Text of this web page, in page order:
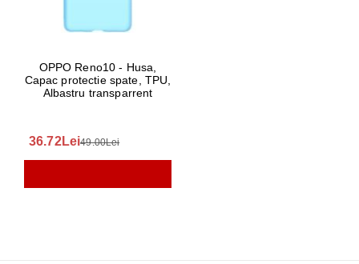
OPPO Reno10 - Husa,
Capac protectie spate, TPU,
Albastru transparrent
36.72Lei49.00Lei